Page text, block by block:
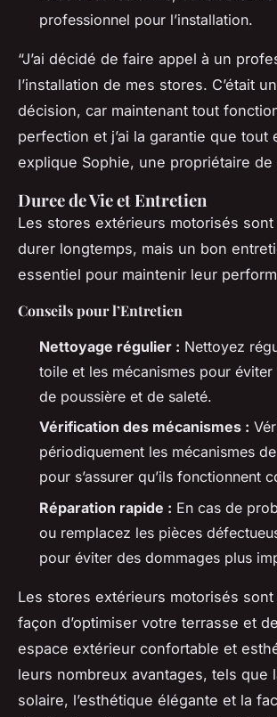
professionnel pour l’installation.
“J’ai décidé de faire appel à un
l’installation de mes stores. C’était
décision, car maintenant tout
perfection et j’ai la garantie que tout
explique Sophie, une propriétaire de
Duree de Vie et Entretien
Les stores extérieurs motorisés
durer longtemps, mais un bon
essentiel pour maintenir leur
Conseils pour l’Entretien
Nettoyage régulier : Nettoyez
toile et les mécanismes pour éviter
de poussière et de saleté.
Vérification des mécanismes :
périodiquement les mécanismes
pour s’assurer qu’ils fonctionnent
Réparation rapide : En cas de
ou remplacez les pièces
pour éviter des dommages plus
Les stores extérieurs motorisés
façon d’optimiser votre terrasse et
espace extérieur confortable et
leurs nombreux avantages, tels que
solaire, l’esthétique élégante et la